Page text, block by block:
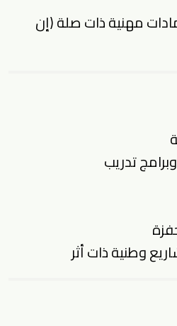
مهنية ذات صلة (إن
تدريب
وطنية ذات أثر